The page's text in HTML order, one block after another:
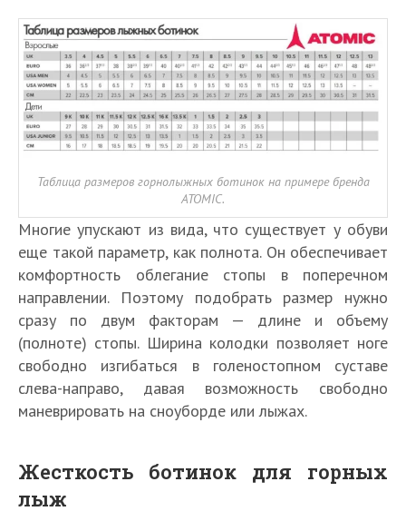
Таблица размеров горнолыжных ботинок на примере бренда
ATOMIC.
Многие упускают из вида, что существует у обуви
еще такой параметр, как полнота. Он обеспечивает
комфортность облегание стопы в поперечном
направлении. Поэтому подобрать размер нужно
сразу по двум факторам — длине и объему
(полноте) стопы. Ширина колодки позволяет ноге
свободно изгибаться в голеностопном суставе
слева-направо, давая возможность свободно
маневрировать на сноуборде или лыжах.
Жесткость ботинок для горных
лыж